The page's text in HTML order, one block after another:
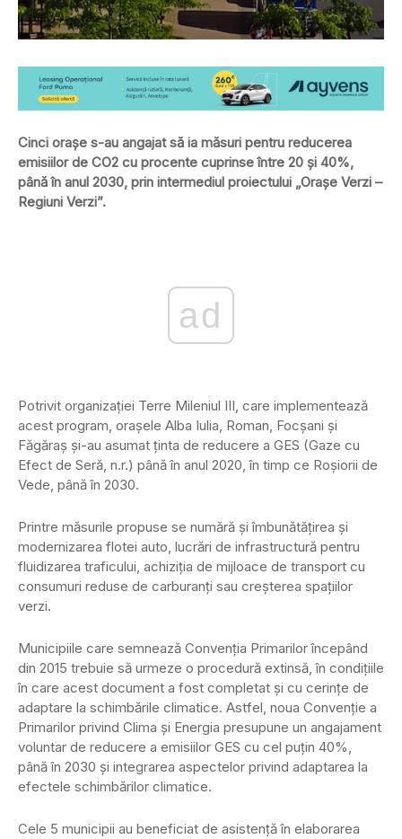
Cinci oraşe s-au angajat să ia măsuri pentru reducerea
emisiilor de CO2 cu procente cuprinse între 20 şi 40%,
până în anul 2030, prin intermediul proiectului „Oraşe Verzi –
Regiuni Verzi”.
ad
Potrivit organizaţiei Terre Mileniul III, care implementează
acest program, oraşele Alba Iulia, Roman, Focşani şi
Făgăraş şi-au asumat ţinta de reducere a GES (Gaze cu
Efect de Seră, n.r.) până în anul 2020, în timp ce Roşiorii de
Vede, până în 2030.
Printre măsurile propuse se numără şi îmbunătăţirea şi
modernizarea flotei auto, lucrări de infrastructură pentru
fluidizarea traficului, achiziţia de mijloace de transport cu
consumuri reduse de carburanţi sau creşterea spaţiilor
verzi.
Municipiile care semnează Convenţia Primarilor începând
din 2015 trebuie să urmeze o procedură extinsă, în condiţiile
în care acest document a fost completat şi cu cerinţe de
adaptare la schimbările climatice. Astfel, noua Convenţie a
Primarilor privind Clima şi Energia presupune un angajament
voluntar de reducere a emisiilor GES cu cel puţin 40%,
până în 2030 şi integrarea aspectelor privind adaptarea la
efectele schimbărilor climatice.
Cele 5 municipii au beneficiat de asistenţă în elaborarea